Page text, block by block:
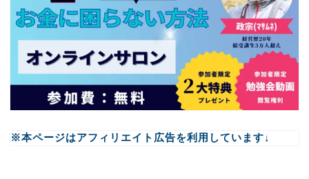
※本ページはアフィリエイト広告を利用しています↓